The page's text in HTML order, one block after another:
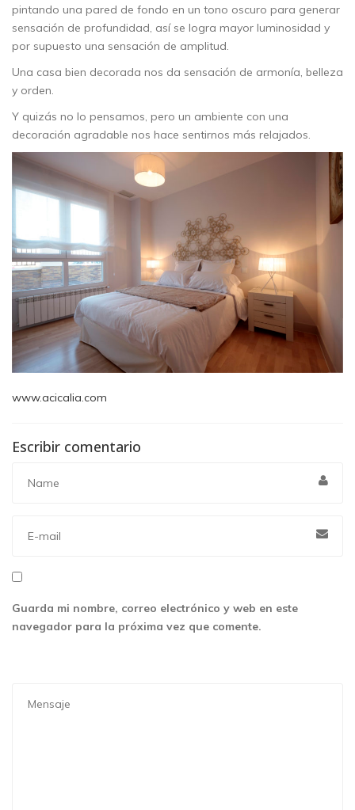
pintando una pared de fondo en un tono oscuro para generar
sensación de profundidad, así se logra mayor luminosidad y
por supuesto una sensación de amplitud.
Una casa bien decorada nos da sensación de armonía, belleza
y orden.
Y quizás no lo pensamos, pero un ambiente con una
decoración agradable nos hace sentirnos más relajados.
www.acicalia.com
Escribir comentario
Guarda mi nombre, correo electrónico y web en este
navegador para la próxima vez que comente.